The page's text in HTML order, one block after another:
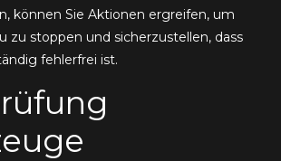
können Sie Aktionen ergreifen, um
zu stoppen und sicherzustellen, dass
fehlerfrei ist.